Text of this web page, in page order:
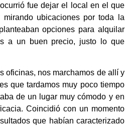
fue dejar el local en el que
ubicaciones por toda la
opciones para alquilar
a un buen precio, justo lo que
oficinas, nos marchamos de allí y
que tardamos muy poco tiempo
de un lugar muy cómodo y en
Coincidió con un momento
que habían caracterizado